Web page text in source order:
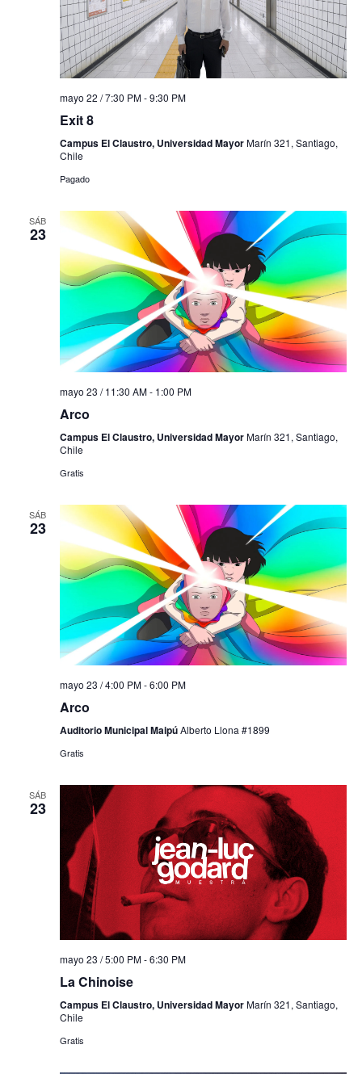
mayo 22 / 7:30 PM-9:30 PM
Exit 8
Campus El Claustro, Universidad MayorMarín 321, Santiago,
Chile
Pagado
SÁB
23
mayo 23 / 11:30 AM- 1:00 PM
Arco
Campus El Claustro, Universidad MayorMarín 321, Santiago,
Chile
Gratis
SÁB
23
mayo 23 / 4:00 PM-6:00 PM
Arco
Auditorio Municipal MaipúAlberto Llona #1899
Gratis
SÁB
23
mayo 23 / 5:00 PM-6:30 PM
La Chinoise
Campus El Claustro, Universidad MayorMarín 321, Santiago,
Chile
Gratis